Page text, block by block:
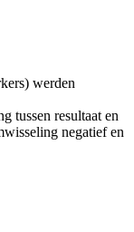
werden
tussen resultaat en
negatief en